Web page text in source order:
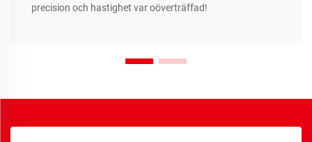
precision och hastighet var oöverträffad!